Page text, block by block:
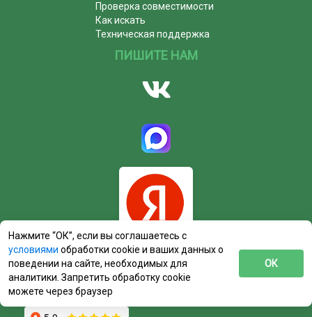
Проверка совместимости
Как искать
Техническая поддержка
ПИШИТЕ НАМ
Нажмите “ОК”, если вы соглашаетесь с
условиями обработки cookie и ваших данных о
поведении на сайте, необходимых для
аналитики. Запретить обработку cookie
можете через браузер
ОК